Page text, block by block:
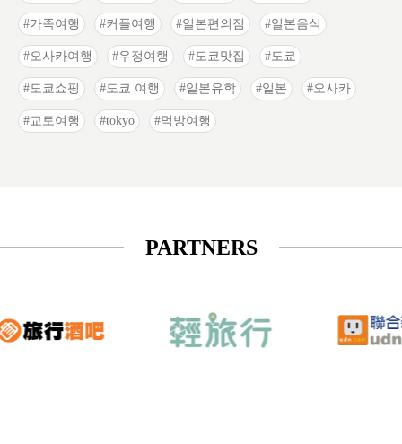
가족여행 커플여행 일본편의점 일본음식
오사카여행 우정여행 도쿄맛집 도쿄
도쿄쇼핑 도쿄 여행 일본유학 일본 오사카
교토여행 tokyo 먹방여행
PARTNERS